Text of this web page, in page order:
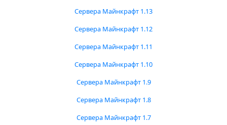
Сервера Майнкрафт 1.13
Сервера Майнкрафт 1.12
Сервера Майнкрафт 1.11
Сервера Майнкрафт 1.10
Сервера Майнкрафт 1.9
Сервера Майнкрафт 1.8
Сервера Майнкрафт 1.7